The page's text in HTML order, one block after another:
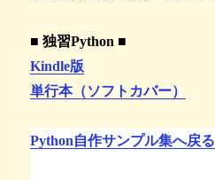
■ 独習Python ■
Kindle版
単行本（ソフトカバー）
Python自作サンプル集へ戻る